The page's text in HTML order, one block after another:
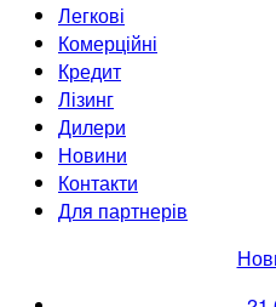
Легкові
Комерційні
Кредит
Лізинг
Дилери
Новини
Контакти
Для партнерів